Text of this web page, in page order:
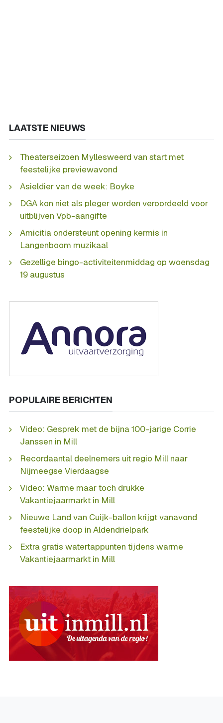
LAATSTE NIEUWS
Theaterseizoen Myllesweerd van start met
feestelijke previewavond
Asieldier van de week: Boyke
DGA kon niet als pleger worden veroordeeld voor
uitblijven Vpb-aangifte
Amicitia ondersteunt opening kermis in
Langenboom muzikaal
Gezellige bingo-activiteitenmiddag op woensdag
19 augustus
POPULAIRE BERICHTEN
Video: Gesprek met de bijna 100-jarige Corrie
Janssen in Mill
Recordaantal deelnemers uit regio Mill naar
Nijmeegse Vierdaagse
Video: Warme maar toch drukke
Vakantiejaarmarkt in Mill
Nieuwe Land van Cuijk-ballon krijgt vanavond
feestelijke doop in Aldendrielpark
Extra gratis watertappunten tijdens warme
Vakantiejaarmarkt in Mill